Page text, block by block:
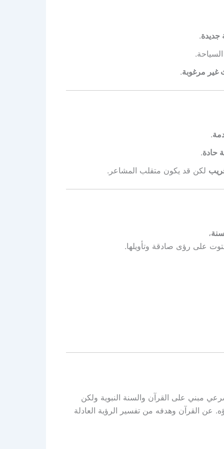
جديدة.
غير مرغوبة.
.
حادة.
لكن قد يكون متقلب المشاعر.
،
على رؤى صادقة وتأويلها.
مبني على القرآن والسنة النبوية ولكن
عن القرآن وهدفه من تفسير الرؤية العادلة